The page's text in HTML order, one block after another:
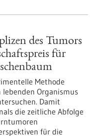
des Tumors
für
Methode
Organismus
Damit
die zeitliche Abfolge
für die